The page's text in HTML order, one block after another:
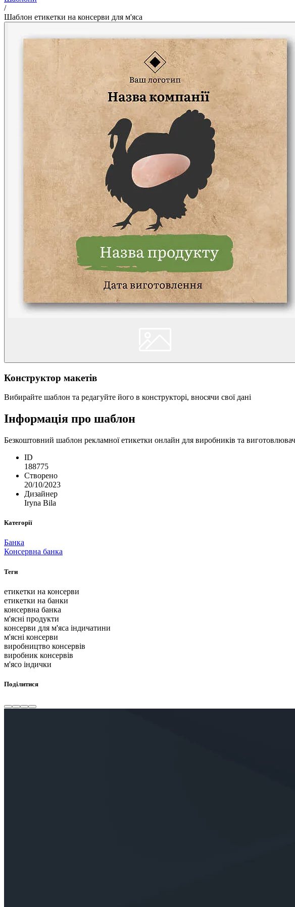
/
Шаблон етикетки на консерви для м'яса
Конструктор макетів
Вибирайте шаблон та редагуйте його в конструкторі, вносячи свої дані
Інформація про шаблон
Безкоштовний шаблон рекламної етикетки онлайн для виробників та
ID
188775
Створено
20/10/2023
Дизайнер
Iryna Bila
Категорії
Банка
Консервна банка
Теги
етикетки на консерви
етикетки на банки
консервна банка
м'ясні продукти
консерви для м'яса індичатини
м'ясні консерви
виробництво консервів
виробник консервів
м'ясо індички
Поділитися